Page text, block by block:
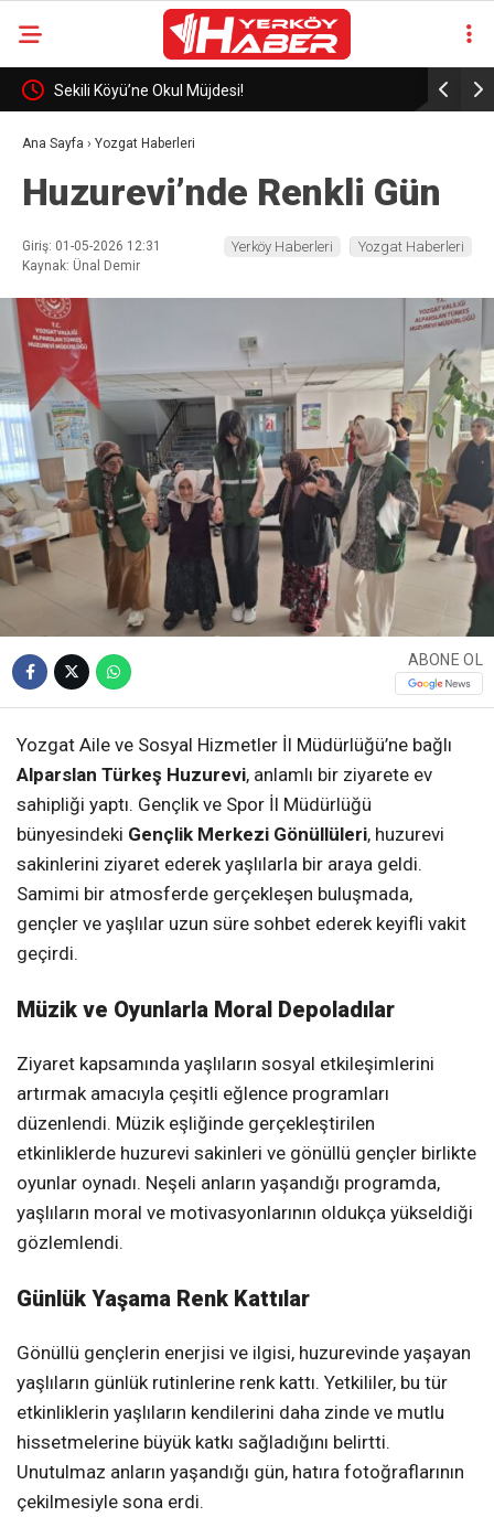
Sekili Köyü’ne Okul Müjdesi! 29 Yıllık
Ana Sayfa › Yozgat Haberleri
Huzurevi’nde Renkli Gün
Giriş: 01-05-2026 12:31
Kaynak: Ünal Demir
Yerköy Haberleri Yozgat Haberleri
ABONE OL
Yozgat Aile ve Sosyal Hizmetler İl Müdürlüğü’ne bağlı
Alparslan Türkeş Huzurevi, anlamlı bir ziyarete ev
sahipliği yaptı. Gençlik ve Spor İl Müdürlüğü
bünyesindeki Gençlik Merkezi Gönüllüleri, huzurevi
sakinlerini ziyaret ederek yaşlılarla bir araya geldi.
Samimi bir atmosferde gerçekleşen buluşmada,
gençler ve yaşlılar uzun süre sohbet ederek keyifli vakit
geçirdi.
Müzik ve Oyunlarla Moral Depoladılar
Ziyaret kapsamında yaşlıların sosyal etkileşimlerini
artırmak amacıyla çeşitli eğlence programları
düzenlendi. Müzik eşliğinde gerçekleştirilen
etkinliklerde huzurevi sakinleri ve gönüllü gençler birlikte
oyunlar oynadı. Neşeli anların yaşandığı programda,
yaşlıların moral ve motivasyonlarının oldukça yükseldiği
gözlemlendi.
Günlük Yaşama Renk Kattılar
Gönüllü gençlerin enerjisi ve ilgisi, huzurevinde yaşayan
yaşlıların günlük rutinlerine renk kattı. Yetkililer, bu tür
etkinliklerin yaşlıların kendilerini daha zinde ve mutlu
hissetmelerine büyük katkı sağladığını belirtti.
Unutulmaz anların yaşandığı gün, hatıra fotoğraflarının
çekilmesiyle sona erdi.